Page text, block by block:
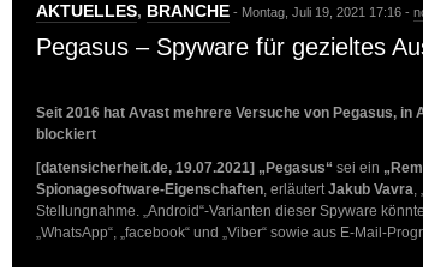
AKTUELLES, BRANCHE - Montag, Juli 19, 2021 17:16 -
Pegasus – Spyware für gezieltes
Seit 2016 hat Avast mehrere Versuche von Pegasus, in
blockiert
[datensicherheit.de, 19.07.2021] „Pegasus“ sei ein
Spionagesoftware-Eigenschaften, erläutertJakub Vavra,
Stellungnahme. „Android“-Varianten dieser Spyware
„WhatsApp“, „facebook“ und „Viber“ sowie aus E-Mail-